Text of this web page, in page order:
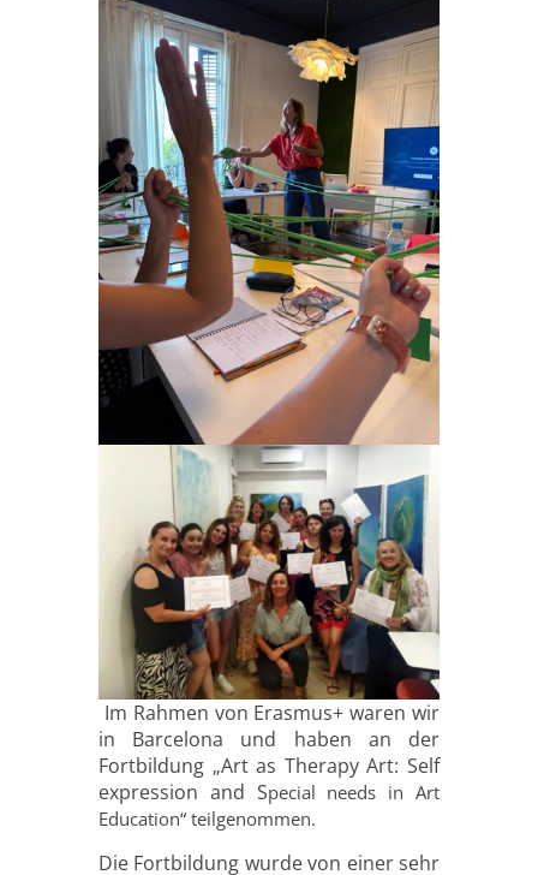
Im Rahmen von Erasmus+ waren wir
in Barcelona und haben an der
Fortbildung „Art as Therapy Art: Self
expression and Special needs in Art
Education“ teilgenommen.
Die Fortbildung wurde von einer sehr